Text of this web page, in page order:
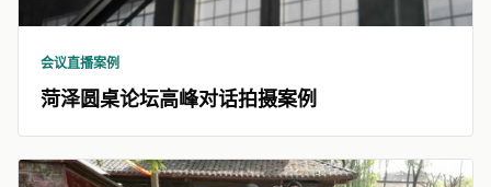
会议直播案例
菏泽圆桌论坛高峰对话拍摄案例